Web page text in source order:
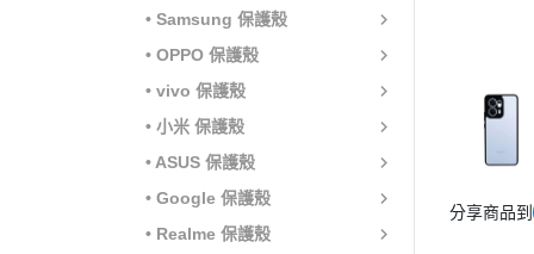
• Samsung 保護殼
• OPPO 保護殼
• vivo 保護殼
• 小米 保護殼
• ASUS 保護殼
• Google 保護殼
• Realme 保護殼
分享商品到